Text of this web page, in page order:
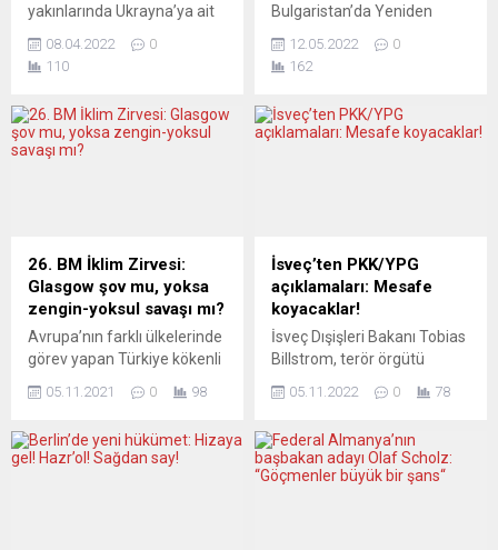
yakınlarında Ukrayna’ya ait
çekilmesinin ardından, işgal
altında tuttukları yerlerde
her saat başı yeni ipuçları
ortaya çıkıyor. Ukrayna’daki
Rusya’yı savaş suçundan
yargılatmak istiyor.
THEJOURNAL.IE (İrlanda)
VAHŞET...
08.04.2022
0
110
Bulgaristan’da Yeniden
mensupları, düzenledikleri
savaş karşıtı eylemde
attı. 240 üyeli mecliste 13
kişilik grubu olan Yeniden
eylem düzenledi.
Gruptakiler, Belediye Meclisi
binasında Bulgaristan ve
Avrupa Birliği (AB)
bayraklarının yanında yer
alan Ukrayna...
12.05.2022
0
162
26. BM İklim Zirvesi:
Glasgow şov mu, yoksa
zengin-yoksul savaşı mı?
Avrupa’nın farklı ülkelerinde
görev yapan Türkiye kökenli
zirvesinden temiz enerji
santrallerinin çıkmasından
endişe ettiklerini belirttiler.
05.11.2021 0 98
İsveç’ten PKK/YPG
açıklamaları: Mesafe
koyacaklar!
İsveç Dışişleri Bakanı Tobias
Billstrom, terör örgütü
mesafe koyacaklarını
radyosu SR’ye
açıklamalarda bulunan
05.11.2022 0 78